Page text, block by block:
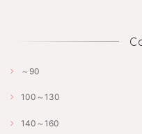
～90
100～130
140～160